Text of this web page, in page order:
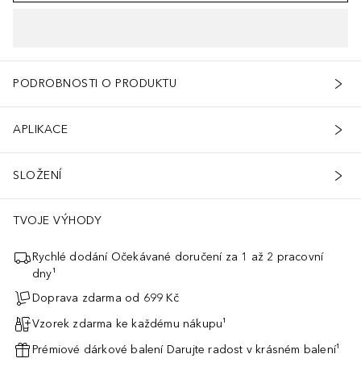
PODROBNOSTI O PRODUKTU
APLIKACE
SLOŽENÍ
TVOJE VÝHODY
Rychlé dodání Očekávané doručení za 1 až 2 pracovní
dny¹
Doprava zdarma od 699 Kč
Vzorek zdarma ke každému nákupu¹
Prémiové dárkové balení Darujte radost v krásném balení¹